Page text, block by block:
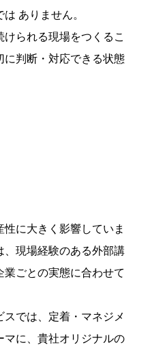
ありません。
られる現場をつくるこ
に判断・対応できる状態
に大きく影響していま
、現場経験のある外部講
ごとの実態に合わせて
では、定着・マネジメ
マに、貴社オリジナルの